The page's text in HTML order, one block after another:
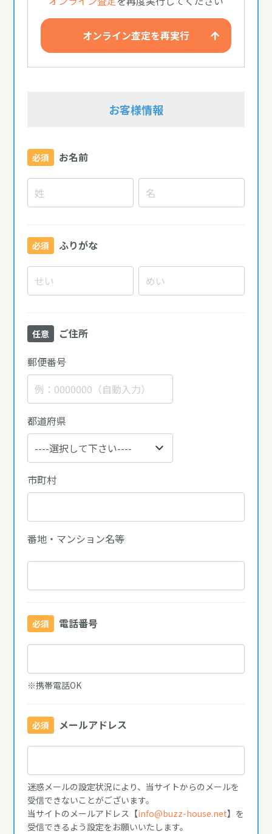
オンライン査定を再実行
お客様情報
必須 お名前
必須 ふりがな
任意
ご住所
郵便番号
都道府県
市町村
番地・マンション名等
必須 電話番号
※携帯電話OK
必須 メールアドレス
迷惑メールの設定状況により、当サイトからのメールを
受信できないことがございます。
当サイトのメールアドレス【info@buzz-house.net】を
受信できるよう設定をお願いいたします。